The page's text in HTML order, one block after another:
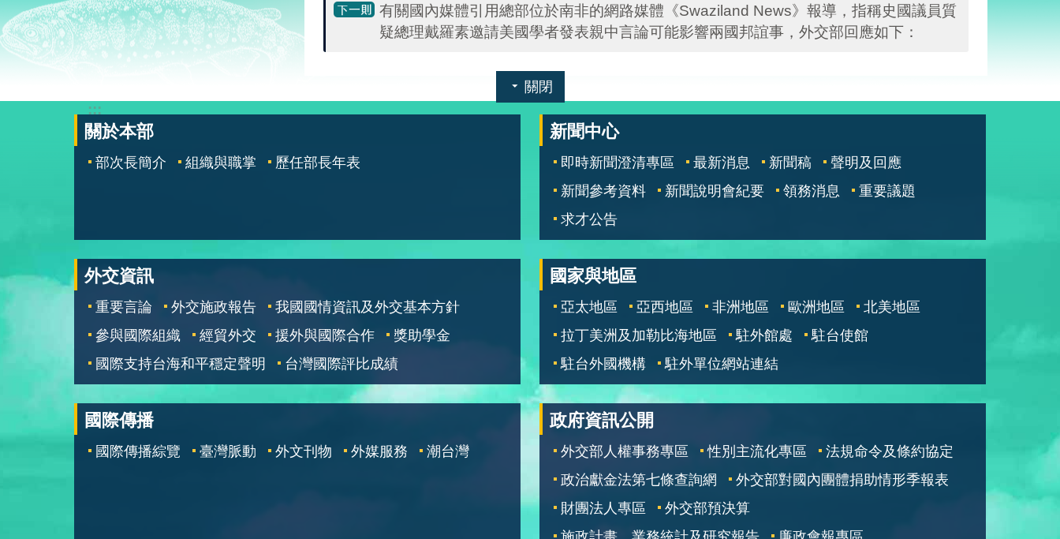
有關國內媒體引用總部位於南非的網路媒體《Swaziland News》報導，指稱史國議員質
疑總理戴羅素邀請美國學者發表親中言論可能影響兩國邦誼事，外交部回應如下：
關閉
:::
關於本部
部次長簡介 組織與職掌 歷任部長年表
新聞中心
即時新聞澄清專區 最新消息 新聞稿
聲明及回應
新聞參考資料
新聞說明會紀要 領務消息
重要議題
求才公告
外交資訊
重要言論 外交施政報告
我國國情資訊及外交基本方針
參與國際組織
經貿外交 援外與國際合作
獎助學金
國際支持台海和平穩定聲明
台灣國際評比成績
國家與地區
亞太地區 亞西地區 非洲地區 歐洲地區
北美地區
拉丁美洲及加勒比海地區
駐外館處
駐台使館
駐台外國機構
駐外單位網站連結
國際傳播
國際傳播綜覽 臺灣脈動 外文刊物 外媒服務 潮台灣
政府資訊公開
外交部人權事務專區 性別主流化專區
法規命令及條約協定
政治獻金法第七條查詢網
外交部對國內團體捐助情形季報表
財團法人專區
外交部預決算